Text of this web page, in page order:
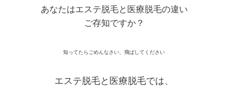
あなたはエステ脱毛と医療脱毛の違い
ご存知ですか？
知ってたらごめんなさい、飛ばしてください
エステ脱毛と医療脱毛では、